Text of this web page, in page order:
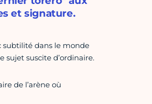
et signature.
dans le monde
sujet suscite d’ordinaire.
de l’arène où